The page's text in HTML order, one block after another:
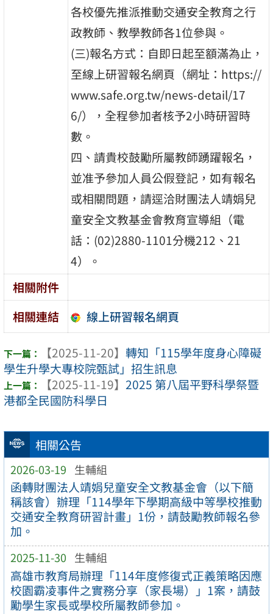
相關公告
2026-03-19 生輔組
函轉財團法人靖娟兒童安全文教基金會（以下簡
稱該會）辦理「114學年下學期高級中等學校推動
交通安全教育研習計畫」1份，請鼓勵教師報名參
加。
2025-11-30 生輔組
高雄市教育局辦理「114年度修復式正義策略因應
校園霸凌事件之實務分享（家長場）」1案，請鼓
勵學生家長或學校所屬教師參加。
各校優先推派推動交通安全教育之行
政教師、教學教師各1位參與。
(三)報名方式：自即日起至額滿為止，
至線上研習報名網頁（網址：https://
www.safe.org.tw/news-detail/17
6/），全程參加者核予2小時研習時
數。
四、請貴校鼓勵所屬教師踴躍報名，
並准予參加人員公假登記，如有報名
或相關問題，請逕洽財團法人靖娟兒
童安全文教基金會教育宣導組（電
話：(02)2880-1101分機212、21
4）。
相關附件
相關連結
線上研習報名網頁
【2025-11-20】 轉知「115學年度身心障礙
學生升學大專校院甄試」招生訊息
【2025-11-19】 2025 第八屆平野科學祭暨
港都全民國防科學日